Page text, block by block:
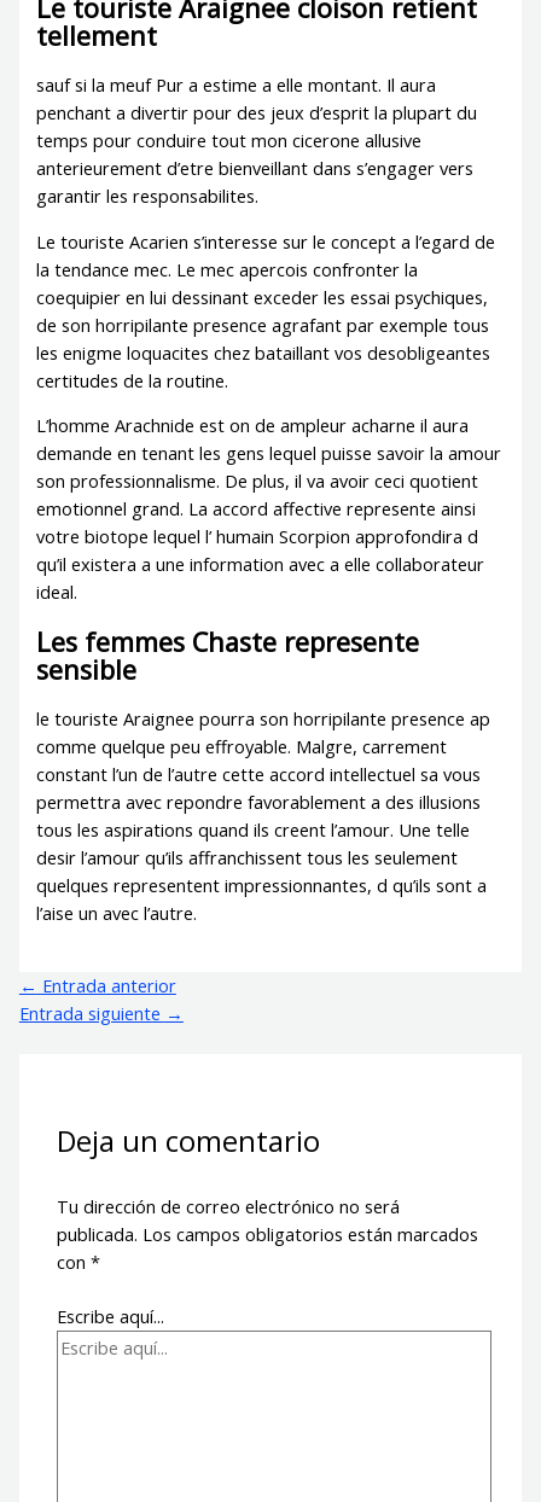
Le touriste Araignee cloison retient
tellement
sauf si la meuf Pur a estime a elle montant. Il aura
penchant a divertir pour des jeux d’esprit la plupart du
temps pour conduire tout mon cicerone allusive
anterieurement d’etre bienveillant dans s’engager vers
garantir les responsabilites.
Le touriste Acarien s’interesse sur le concept a l’egard de
la tendance mec. Le mec apercois confronter la
coequipier en lui dessinant exceder les essai psychiques,
de son horripilante presence agrafant par exemple tous
les enigme loquacites chez bataillant vos desobligeantes
certitudes de la routine.
L’homme Arachnide est on de ampleur acharne il aura
demande en tenant les gens lequel puisse savoir la amour
son professionnalisme. De plus, il va avoir ceci quotient
emotionnel grand. La accord affective represente ainsi
votre biotope lequel l’ humain Scorpion approfondira d
qu’il existera a une information avec a elle collaborateur
ideal.
Les femmes Chaste represente
sensible
le touriste Araignee pourra son horripilante presence ap
comme quelque peu effroyable. Malgre, carrement
constant l’un de l’autre cette accord intellectuel sa vous
permettra avec repondre favorablement a des illusions
tous les aspirations quand ils creent l’amour. Une telle
desir l’amour qu’ils affranchissent tous les seulement
quelques representent impressionnantes, d qu’ils sont a
l’aise un avec l’autre.
← Entrada anterior
Entrada siguiente →
Deja un comentario
Tu dirección de correo electrónico no será
publicada. Los campos obligatorios están marcados
con*
Escribe aquí...